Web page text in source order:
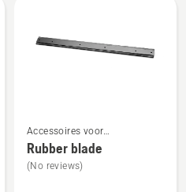
meer
details
over
Accessoires voor
frontzitmaaiers voor montage
aan de voorzijde
Rubber blade
(No reviews)